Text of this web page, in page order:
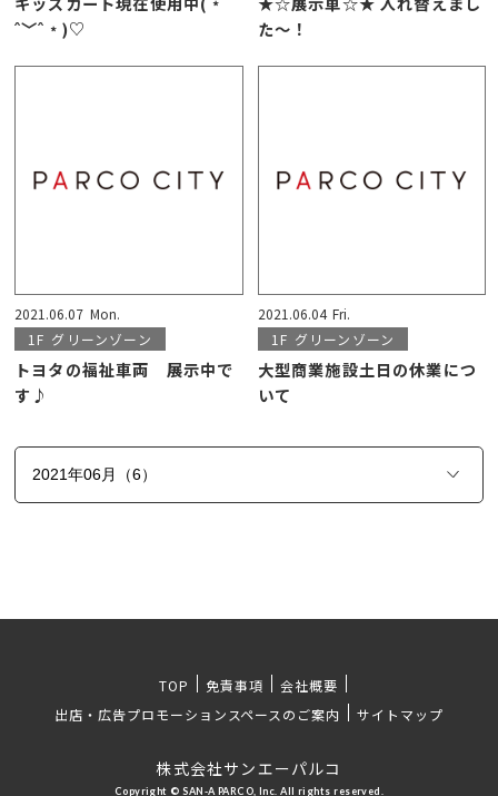
ˆ﹀ˆ﹡)♡
た〜！
2021.06.07 Mon.
1F グリーンゾーン
トヨタの福祉車両 展示中で
す♪
2021.06.04 Fri.
1F グリーンゾーン
大型商業施設土日の休業につ
いて
TOP 免責事項
会社概要
出店・広告プロモーションスペースのご案内
サイトマップ
株式会社サンエーパルコ
Copyright © SAN-A PARCO, Inc. All rights reserved.